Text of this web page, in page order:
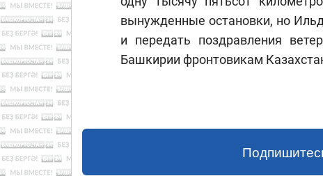
вынужденные остановки, но
и передать поздравления
Башкирии фронтовикам